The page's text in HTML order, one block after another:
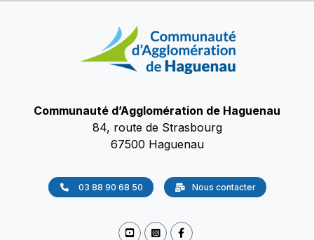
Communauté d’Agglomération de Haguenau
84, route de Strasbourg
67500 Haguenau
03 88 90 68 50 Nous contacter